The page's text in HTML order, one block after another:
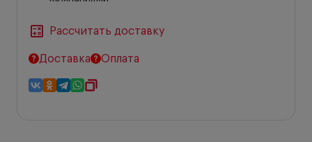
Рассчитать доставку
Доставка Оплата